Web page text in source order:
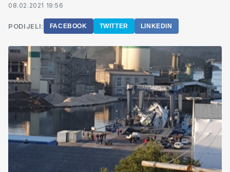
08.02.2021 19:56
PODIJELI: FACEBOOK TWITTER LINKEDIN